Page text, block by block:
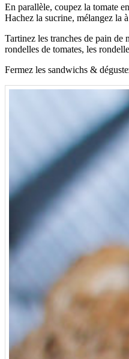
En parallèle, coupez la tomate
Hachez la sucrine, mélangez la
Tartinez les tranches de pain de
rondelles de tomates, les
Fermez les sandwichs &